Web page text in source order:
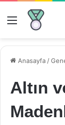
Menü
Anasayfa /
Altın